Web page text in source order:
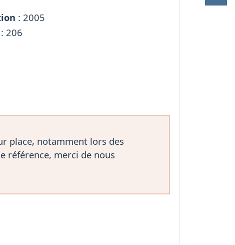
: 2005
: 206
place, notamment lors des
référence, merci de nous